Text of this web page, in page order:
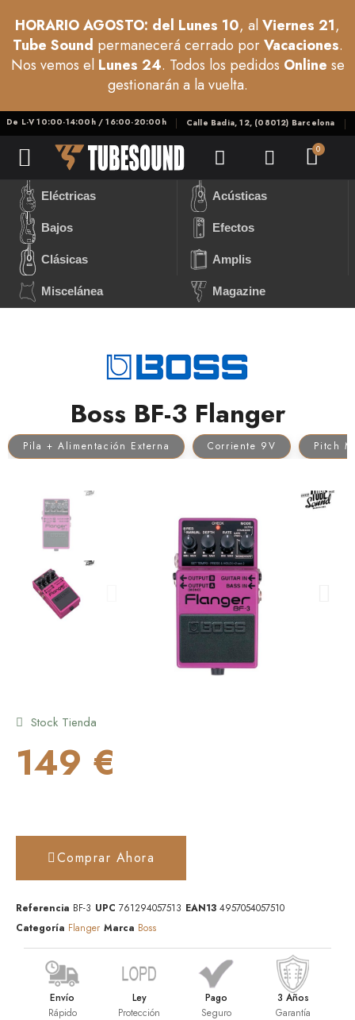
HORARIO AGOSTO: del Lunes 10, alViernes 21,
Tube Sound permanecerá cerrado porVacaciones.
Nos vemos el Lunes 24. Todos los pedidos Online se
gestionarán a la vuelta.
De L-V 10:00-14:00h / 16:00-20:00h Calle Badia, 12, (08012) Barcelona
Eléctricas Acústicas
Bajos Efectos
Clásicas Amplis
Miscelánea Magazine
Boss BF-3 Flanger
Pila + Alimentación Externa Corriente 9V Pitch
Stock Tienda
149 €
Comprar Ahora
Referencia BF-3 UPC 761294057513 EAN13 4957054057510
Categoría Flanger Marca Boss
Envío
Rápido
Ley
Protección
Pago
Seguro
3 Años
Garantía